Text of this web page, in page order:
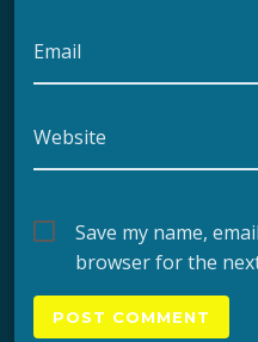
Email
Website
Save my name,
browser for the